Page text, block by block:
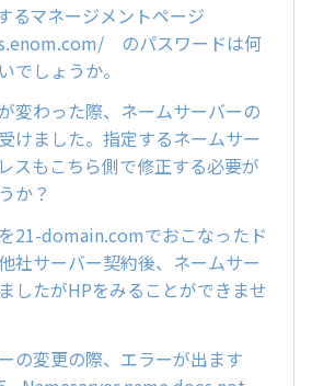
るマネージメントページ
のパスワードは何
でしょうか。
変わった際、ネームサーバーの
けました。指定するネームサー
スもこちら側で修正する必要が
か？
21-domain.comでおこなったド
社サーバー契約後、ネームサー
したがHPをみることができませ
の変更の際、エラーが出ます